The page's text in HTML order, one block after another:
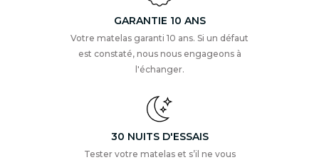
GARANTIE 10 ANS
Votre matelas garanti 10 ans. Si un défaut
est constaté, nous nous engageons à
l'échanger.
30 NUITS D'ESSAIS
Tester votre matelas et s’il ne vous